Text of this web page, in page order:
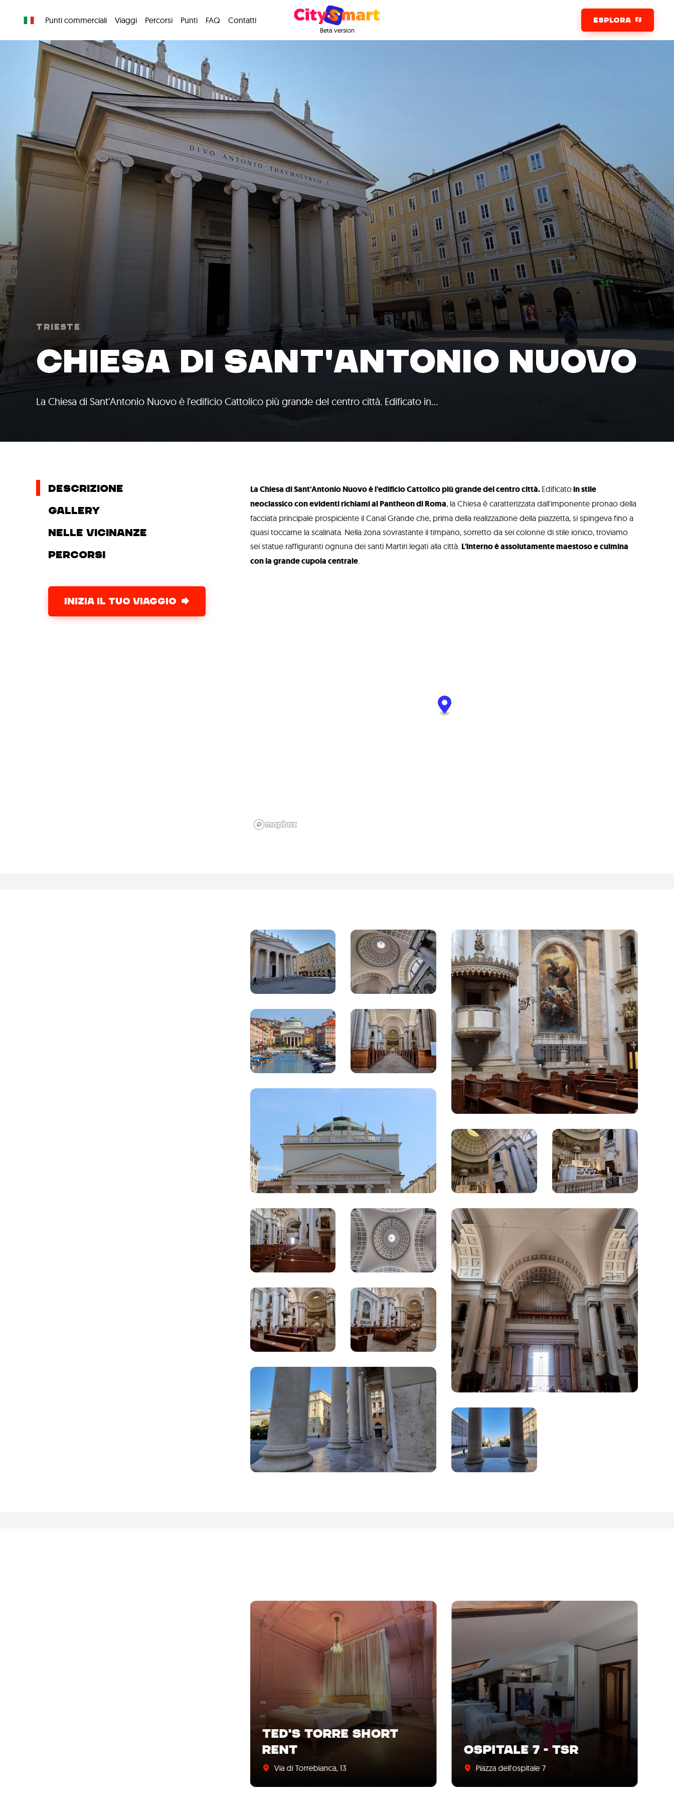
Punti commerciali Viaggi Percorsi Punti FAQ Contatti
Beta version
ESPLORA
Trieste
CHIESA DI SANT'ANTONIO NUOVO
La Chiesa di Sant'Antonio Nuovo è l'edificio Cattolico più grande del centro città. Edificato in…
Descrizione
Gallery
Nelle vicinanze
Percorsi
INIZIA IL TUO VIAGGIO
La Chiesa di Sant'Antonio Nuovo è l'edificio Cattolico più grande del centro città. Edificatoin stile
neoclassico con evidenti richiami al Pantheon di Roma, la Chiesa è caratterizzata dall'imponente pronao della
facciata principale prospiciente il Canal Grande che, prima della realizzazione della piazzetta, si spingeva fino a
quasi toccarne la scalinata. Nella zona sovrastante il timpano, sorretto da sei colonne di stile ionico, troviamo
sei statue raffiguranti ognuna dei santi Martiri legati alla città. L'interno è assolutamente maestoso e culmina
con la grande cupola centrale.
TED'S TORRE SHORT
RENT
Via di Torrebianca, 13
OSPITALE 7 - TSR
Piazza dell'ospitale 7